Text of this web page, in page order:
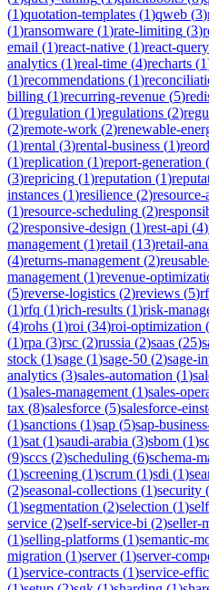
(1)quotation-templates (1)qweb (3)
(1)ransomware (1)rate-limiting (3)
email (1)react-native (1)react-query
analytics (1)real-time (4)recharts (1
(1)recommendations (1)
billing (1)recurring-revenue (5)
(1)regulation (1)regulations (2)
(2)remote-work (2)renewable-
(1)rental (3)rental-business (1)
(1)replication (1)report-generation (
(3)repricing (1)reputation (1)
instances (1)resilience (2)
(1)resource-scheduling (2)
(2)responsive-design (1)rest-api (4)
management (1)retail (13)retail-
(4)returns-management (2)
management (1)revenue-
(5)reverse-logistics (2)reviews (5)
(1)rfq (1)rich-results (1)risk-
(4)rohs (1)roi (34)roi-optimization (
(1)rpa (3)rsc (2)russia (2)saas (25)
stock (1)sage (1)sage-50 (2)sage-
analytics (3)sales-automation (1)
(1)sales-management (1)sales-
tax (8)salesforce (5)salesforce-
(1)sanctions (1)sap (5)sap-
(1)sat (1)saudi-arabia (3)sbom (1)
(9)sccs (2)scheduling (6)schema-
(1)screening (1)scrum (1)sdi (1)
(2)seasonal-collections (1)security (
(1)segmentation (2)selection (1)
service (2)self-service-bi (2)seller-
(1)selling-platforms (1)semantic-
migration (1)server(1)server-
(1)service-contracts (1)service-